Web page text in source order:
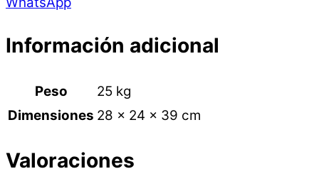
Información adicional
Peso
25 kg
Dimensiones 28 × 24 × 39 cm
Valoraciones